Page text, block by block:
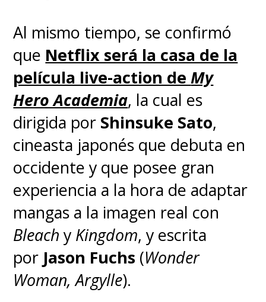
Al mismo tiempo, se confirmó
que Netflix será la casa de la
película live-action deMy
Hero Academia, la cual es
dirigida por Shinsuke Sato,
cineasta japonés que debuta en
occidente y que posee gran
experiencia a la hora de adaptar
mangas a la imagen real con
Bleach y Kingdom, y escrita
por Jason Fuchs (Wonder
Woman, Argylle).